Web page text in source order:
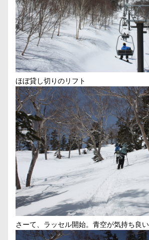
ほぼ貸し切りのリフト
さーて、ラッセル開始。青空が気持ち良い